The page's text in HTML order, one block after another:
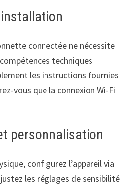
connectée ne nécessite
techniques
les instructions fournies
vous que la connexion Wi-Fi
personnalisation
configurez l’appareil via
les réglages de sensibilité